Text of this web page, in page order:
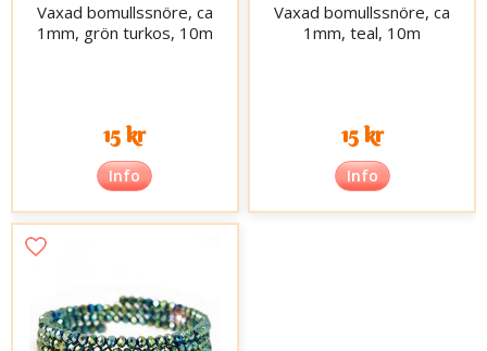
Vaxad bomullssnöre, ca
1mm, grön turkos, 10m
15 kr
Info
Vaxad bomullssnöre, ca
1mm, teal, 10m
15 kr
Info